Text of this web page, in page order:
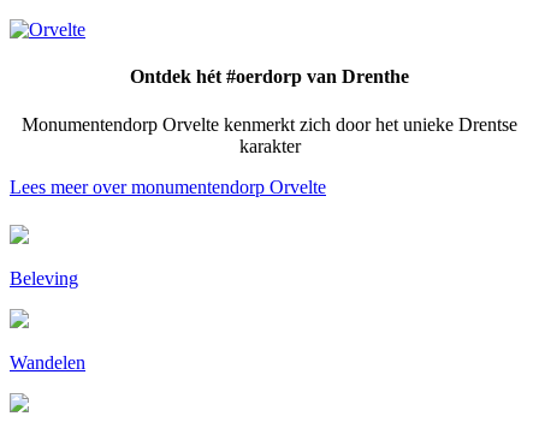
Ontdek hét #oerdorp van Drenthe
Monumentendorp Orvelte kenmerkt zich door het unieke Drentse
karakter
Lees meer over monumentendorp Orvelte
Beleving
Wandelen